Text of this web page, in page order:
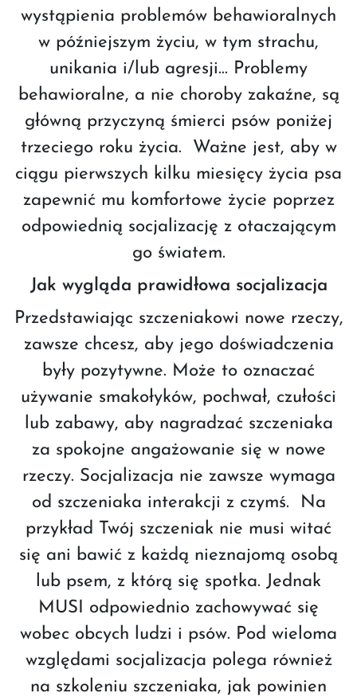
wystąpienia problemów behawioralnych
w późniejszym życiu, w tym strachu,
unikania i/lub agresji… Problemy
behawioralne, a nie choroby zakaźne, są
główną przyczyną śmierci psów poniżej
trzeciego roku życia. Ważne jest, aby w
ciągu pierwszych kilku miesięcy życia psa
zapewnić mu komfortowe życie poprzez
odpowiednią socjalizację z otaczającym
go światem.
Jak wygląda prawidłowa socjalizacja
Przedstawiając szczeniakowi nowe rzeczy,
zawsze chcesz, aby jego doświadczenia
były pozytywne. Może to oznaczać
używanie smakołyków, pochwał, czułości
lub zabawy, aby nagradzać szczeniaka
za spokojne angażowanie się w nowe
rzeczy. Socjalizacja nie zawsze wymaga
od szczeniaka interakcji z czymś. Na
przykład Twój szczeniak nie musi witać
się ani bawić z każdą nieznajomą osobą
lub psem, z którą się spotka. Jednak
MUSI odpowiednio zachowywać się
wobec obcych ludzi i psów. Pod wieloma
względami socjalizacja polega również
na szkoleniu szczeniaka, jak powinien